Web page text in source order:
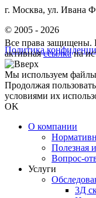
г. Москва, ул. Ивана
© 2005 - 2026
Политика
Все права защищены.
активнаяссылкана
Мы используем
Продолжая
условиями их
OK
О компании
Полезная
Вопрос-
Услуги
3Д